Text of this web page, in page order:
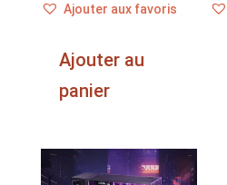
Ajouter aux favoris
Ajouter au
panier